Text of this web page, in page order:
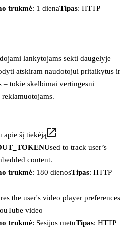
trukmė: 1 dienaTipas: HTTP
lankytojams sekti daugelyje
atskiram naudotojui pritaikytus ir
– tokie skelbimai vertingesni
apie šį tiekėją
Used to track user’s
content.
trukmė: 180 dienosTipas: HTTP
the user's video player preferences
video
trukmė: Sesijos metuTipas: HTTP